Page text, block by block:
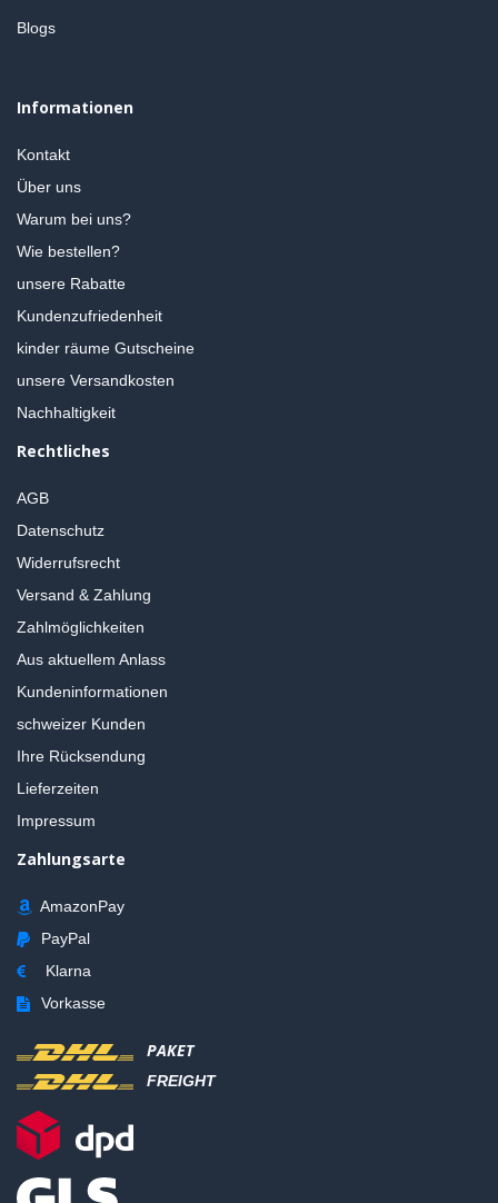
Blogs
Informationen
Kontakt
Über uns
Warum bei uns?
Wie bestellen?
unsere Rabatte
Kundenzufriedenheit
kinder räume Gutscheine
unsere Versandkosten
Nachhaltigkeit
Rechtliches
AGB
Datenschutz
Widerrufsrecht
Versand & Zahlung
Zahlmöglichkeiten
Aus aktuellem Anlass
Kundeninformationen
schweizer Kunden
Ihre Rücksendung
Lieferzeiten
Impressum
Zahlungsarte
AmazonPay
PayPal
Klarna
Vorkasse
PAKET
FREIGHT